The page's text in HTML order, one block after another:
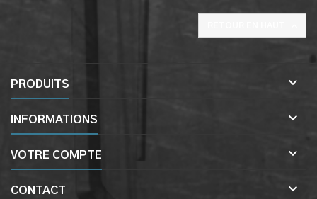
PRODUITS 
INFORMATIONS 
VOTRE COMPTE 
CONTACT 